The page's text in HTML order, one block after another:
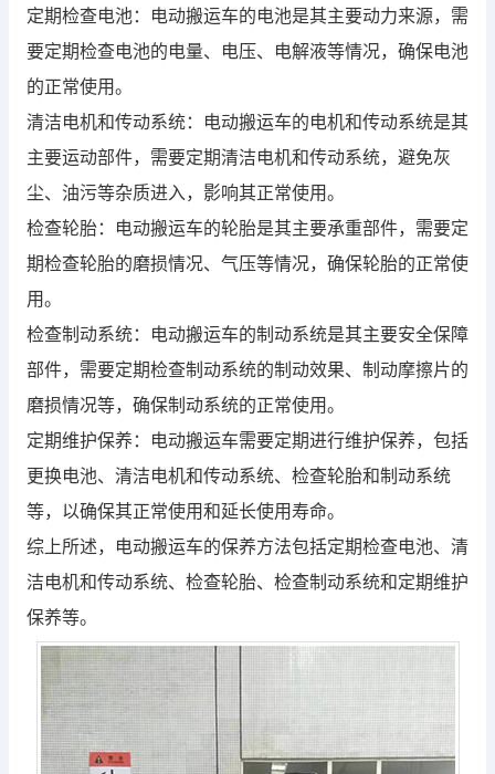
定期检查电池：电动搬运车的电池是其主要动力来源，需
要定期检查电池的电量、电压、电解液等情况，确保电池
的正常使用。
清洁电机和传动系统：电动搬运车的电机和传动系统是其
主要运动部件，需要定期清洁电机和传动系统，避免灰
尘、油污等杂质进入，影响其正常使用。
检查轮胎：电动搬运车的轮胎是其主要承重部件，需要定
期检查轮胎的磨损情况、气压等情况，确保轮胎的正常使
用。
检查制动系统：电动搬运车的制动系统是其主要安全保障
部件，需要定期检查制动系统的制动效果、制动摩擦片的
磨损情况等，确保制动系统的正常使用。
定期维护保养：电动搬运车需要定期进行维护保养，包括
更换电池、清洁电机和传动系统、检查轮胎和制动系统
等，以确保其正常使用和延长使用寿命。
综上所述，电动搬运车的保养方法包括定期检查电池、清
洁电机和传动系统、检查轮胎、检查制动系统和定期维护
保养等。